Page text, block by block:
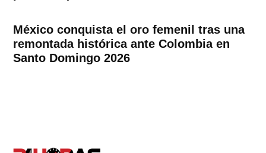
México conquista el oro femenil tras una
remontada histórica ante Colombia en
Santo Domingo 2026